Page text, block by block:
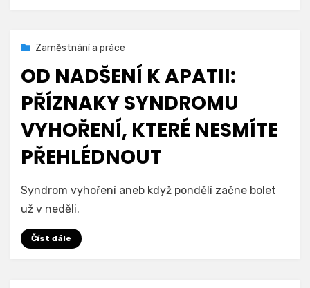
jsou
v
práci
Zveřejněno
31. 3. 2026
Zaměstnání a práce
OD NADŠENÍ K APATII:
PŘÍZNAKY SYNDROMU
VYHOŘENÍ, KTERÉ NESMÍTE
PŘEHLÉDNOUT
Autor We Are For Humans
Přidat komentář
na
Syndrom vyhoření aneb když pondělí začne bolet
už v neděli.
Číst dále